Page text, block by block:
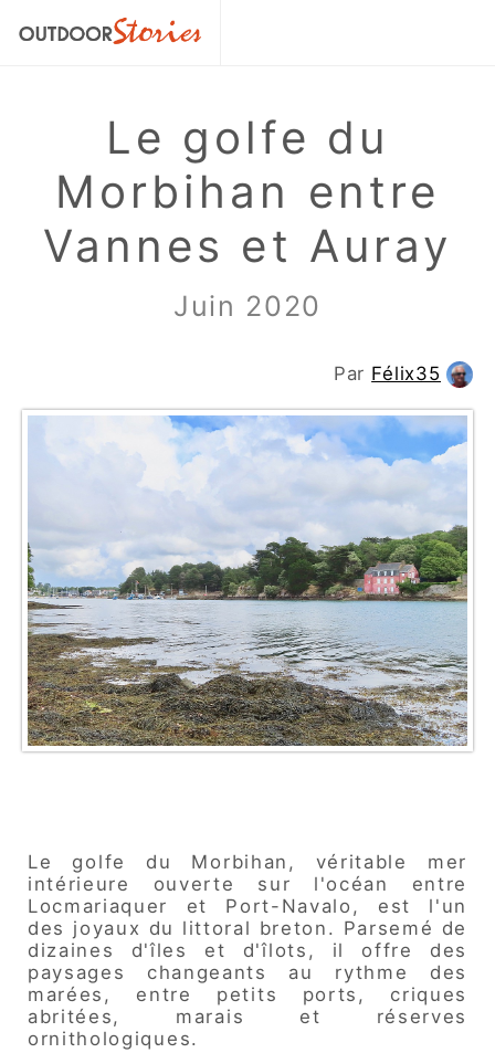
Le golfe du
Morbihan entre
Vannes et Auray
Juin 2020
Par Félix35
Le golfe du Morbihan, véritable mer
intérieure ouverte sur l'océan entre
Locmariaquer et Port-Navalo, est l'un
des joyaux du littoral breton. Parsemé de
dizaines d'îles et d'îlots, il offre des
paysages changeants au rythme des
marées, entre petits ports, criques
abritées, marais et réserves
ornithologiques.